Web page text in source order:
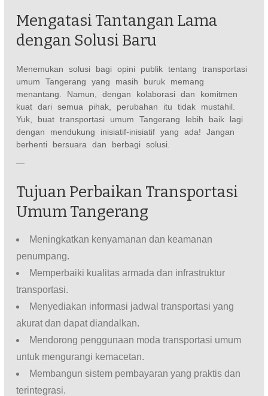
Mengatasi Tantangan Lama
dengan Solusi Baru
Menemukan solusi bagi opini publik tentang transportasi
umum Tangerang yang masih buruk memang
menantang. Namun, dengan kolaborasi dan komitmen
kuat dari semua pihak, perubahan itu tidak mustahil.
Yuk, buat transportasi umum Tangerang lebih baik lagi
dengan mendukung inisiatif-inisiatif yang ada! Jangan
berhenti bersuara dan berbagi solusi.
—
Tujuan Perbaikan Transportasi
Umum Tangerang
Meningkatkan kenyamanan dan keamanan
penumpang.
Memperbaiki kualitas armada dan infrastruktur
transportasi.
Menyediakan informasi jadwal transportasi yang
akurat dan dapat diandalkan.
Mendorong penggunaan moda transportasi umum
untuk mengurangi kemacetan.
Membangun sistem pembayaran yang praktis dan
terintegrasi.